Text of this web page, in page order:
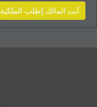
أنت المالك إطلب الملكية